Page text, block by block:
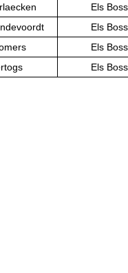
Els
Els
Els
Els